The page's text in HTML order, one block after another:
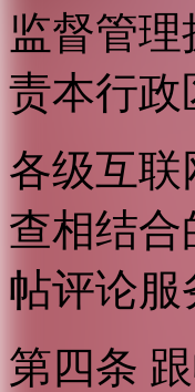
监督管
责本行政
各级互
查相结
帖评论服
第四条